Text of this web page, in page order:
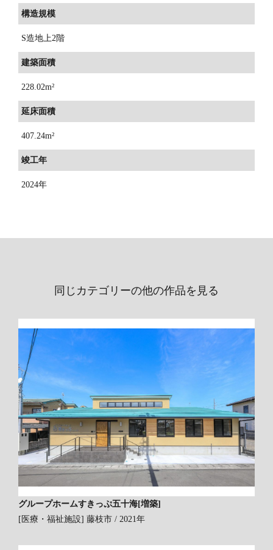
構造規模
S造地上2階
建築面積
228.02m²
延床面積
407.24m²
竣工年
2024年
同じカテゴリーの他の作品を見る
グループホームすきっぷ五十海[増築]
[医療・福祉施設] 藤枝市 / 2021年